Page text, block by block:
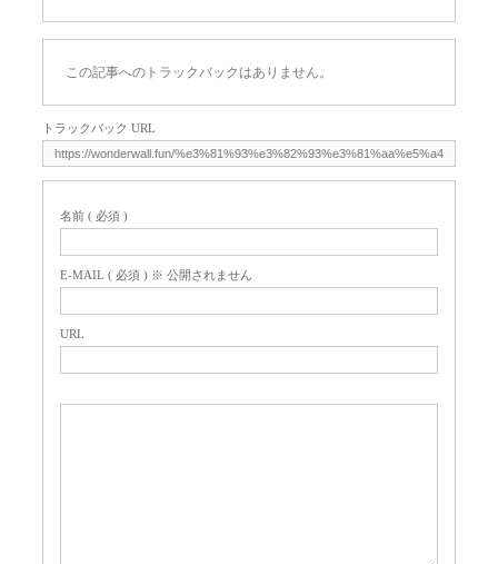
この記事へのトラックバックはありません。
トラックバック URL
名前 ( 必須 )
E-MAIL ( 必須 ) ※ 公開されません
URL